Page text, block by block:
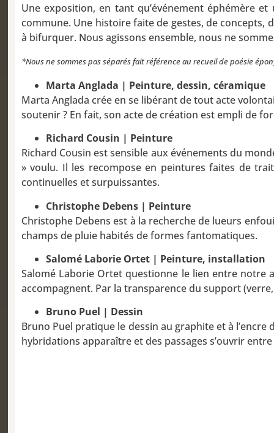
Une exposition, en tant qu’événement éphémère
commune. Une histoire faite de gestes, de concepts,
à bifurquer. Nous agissons ensemble, nous ne
*Nous ne sommes pas séparés fait référence au recueil de poésie
Marta Anglada | Peinture, dessin, céramique
Marta Anglada crée en se libérant de tout acte
soutenir ? En fait, son acte de création est empli de
Richard Cousin | Peinture
Richard Cousin est sensible aux événements du
» voulu. Il les recompose en peintures faites de
continuelles et surpuissantes.
Christophe Debens | Peinture
Christophe Debens est à la recherche de lueurs
champs de pluie habités de formes fantomatiques.
Salomé Laborie Ortet | Peinture, installation
Salomé Laborie Ortet questionne le lien entre notre
accompagnent. Par la transparence du support
Bruno Puel | Dessin
Bruno Puel pratique le dessin au graphite et à
hybridations apparaître et des passages s’ouvrir